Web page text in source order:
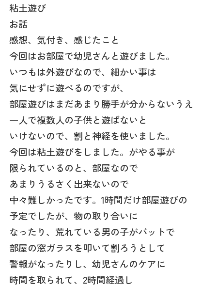
粘土遊び
お話
感想、気付き、感じたこと
今回はお部屋で幼児さんと遊びました。
いつもは外遊びなので、細かい事は
気にせずに遊べるのですが、
部屋遊びはまだあまり勝手が分からないうえ
一人で複数人の子供と遊ばないと
いけないので、割と神経を使いました。
今回は粘土遊びをしました。がやる事が
限られているのと、部屋なので
あまりうるさく出来ないので
中々難しかったです。1時間だけ部屋遊びの
予定でしたが、物の取り合いに
なったり、荒れている男の子がバットで
部屋の窓ガラスを叩いて割ろうとして
警報がなったりし、幼児さんのケアに
時間を取られて、2時間経過し